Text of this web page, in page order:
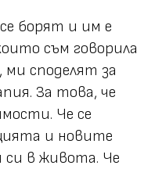
борят и им е
съм говорила
споделят за
За това, че
Че се
и новите
в живота. Че